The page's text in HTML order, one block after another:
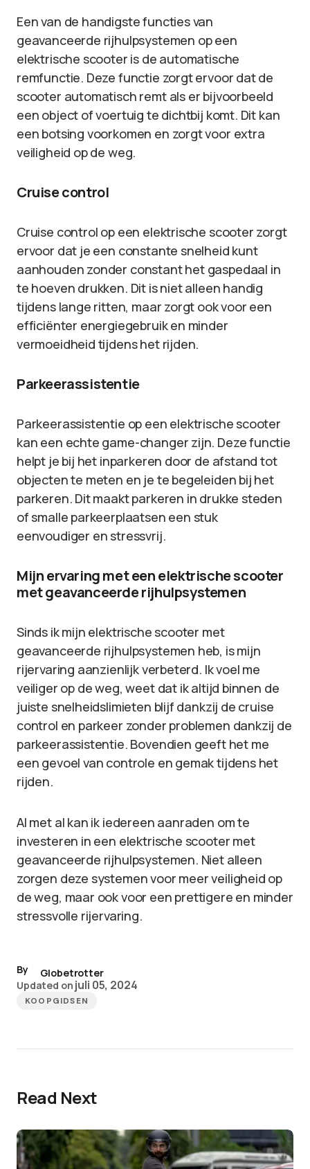
Een van de handigste functies van
geavanceerde rijhulpsystemen op een
elektrische scooter is de automatische
remfunctie. Deze functie zorgt ervoor dat de
scooter automatisch remt als er bijvoorbeeld
een object of voertuig te dichtbij komt. Dit kan
een botsing voorkomen en zorgt voor extra
veiligheid op de weg.
Cruise control
Cruise control op een elektrische scooter zorgt
ervoor dat je een constante snelheid kunt
aanhouden zonder constant het gaspedaal in
te hoeven drukken. Dit is niet alleen handig
tijdens lange ritten, maar zorgt ook voor een
efficiënter energiegebruik en minder
vermoeidheid tijdens het rijden.
Parkeerassistentie
Parkeerassistentie op een elektrische scooter
kan een echte game-changer zijn. Deze functie
helpt je bij het inparkeren door de afstand tot
objecten te meten en je te begeleiden bij het
parkeren. Dit maakt parkeren in drukke steden
of smalle parkeerplaatsen een stuk
eenvoudiger en stressvrij.
Mijn ervaring met een elektrische scooter
met geavanceerde rijhulpsystemen
Sinds ik mijn elektrische scooter met
geavanceerde rijhulpsystemen heb, is mijn
rijervaring aanzienlijk verbeterd. Ik voel me
veiliger op de weg, weet dat ik altijd binnen de
juiste snelheidslimieten blijf dankzij de cruise
control en parkeer zonder problemen dankzij de
parkeerassistentie. Bovendien geeft het me
een gevoel van controle en gemak tijdens het
rijden.
Al met al kan ik iedereen aanraden om te
investeren in een elektrische scooter met
geavanceerde rijhulpsystemen. Niet alleen
zorgen deze systemen voor meer veiligheid op
de weg, maar ook voor een prettigere en minder
stressvolle rijervaring.
By
Globetrotter
Updated on juli 05, 2024
KOOPGIDSEN
Read Next